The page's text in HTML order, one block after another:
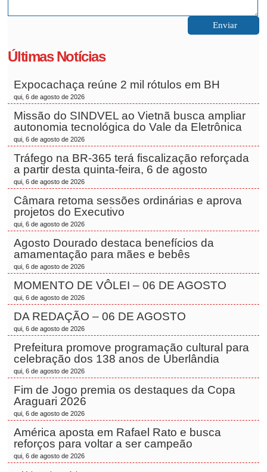
Últimas Notícias
Expocachaça reúne 2 mil rótulos em BH
qui, 6 de agosto de 2026
Missão do SINDVEL ao Vietnã busca ampliar
autonomia tecnológica do Vale da Eletrônica
qui, 6 de agosto de 2026
Tráfego na BR-365 terá fiscalização reforçada
a partir desta quinta-feira, 6 de agosto
qui, 6 de agosto de 2026
Câmara retoma sessões ordinárias e aprova
projetos do Executivo
qui, 6 de agosto de 2026
Agosto Dourado destaca benefícios da
amamentação para mães e bebês
qui, 6 de agosto de 2026
MOMENTO DE VÔLEI – 06 DE AGOSTO
qui, 6 de agosto de 2026
DA REDAÇÃO – 06 DE AGOSTO
qui, 6 de agosto de 2026
Prefeitura promove programação cultural para
celebração dos 138 anos de Uberlândia
qui, 6 de agosto de 2026
Fim de Jogo premia os destaques da Copa
Araguari 2026
qui, 6 de agosto de 2026
América aposta em Rafael Rato e busca
reforços para voltar a ser campeão
qui, 6 de agosto de 2026